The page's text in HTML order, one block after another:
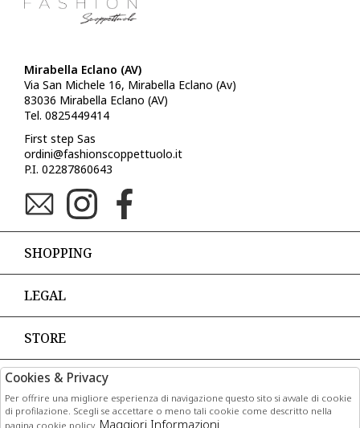
Mirabella Eclano (AV)
Via San Michele 16, Mirabella Eclano (Av)
83036 Mirabella Eclano (AV)
Tel. 0825449414
First step Sas
ordini@fashionscoppettuolo.it
P.I. 02287860643
SHOPPING
LEGAL
STORE
PAGAMENTI
Cookies & Privacy
Per offrire una migliore esperienza di navigazione questo sito si avvale di cookie
di profilazione. Scegli se accettare o meno tali cookie come descritto nella
pagina cookie policy. Maggiori Informazioni